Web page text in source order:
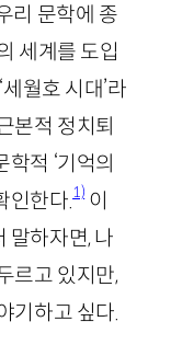
리 문학에 종
세계를 도입
월호 시대’라
본적 정치퇴
적 ‘기억의
인한다.1)이
말하자면, 나
르고 있지만,
기하고 싶다.